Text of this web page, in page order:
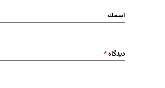
‏اسمك ‏
‏دیدگاه ‏*